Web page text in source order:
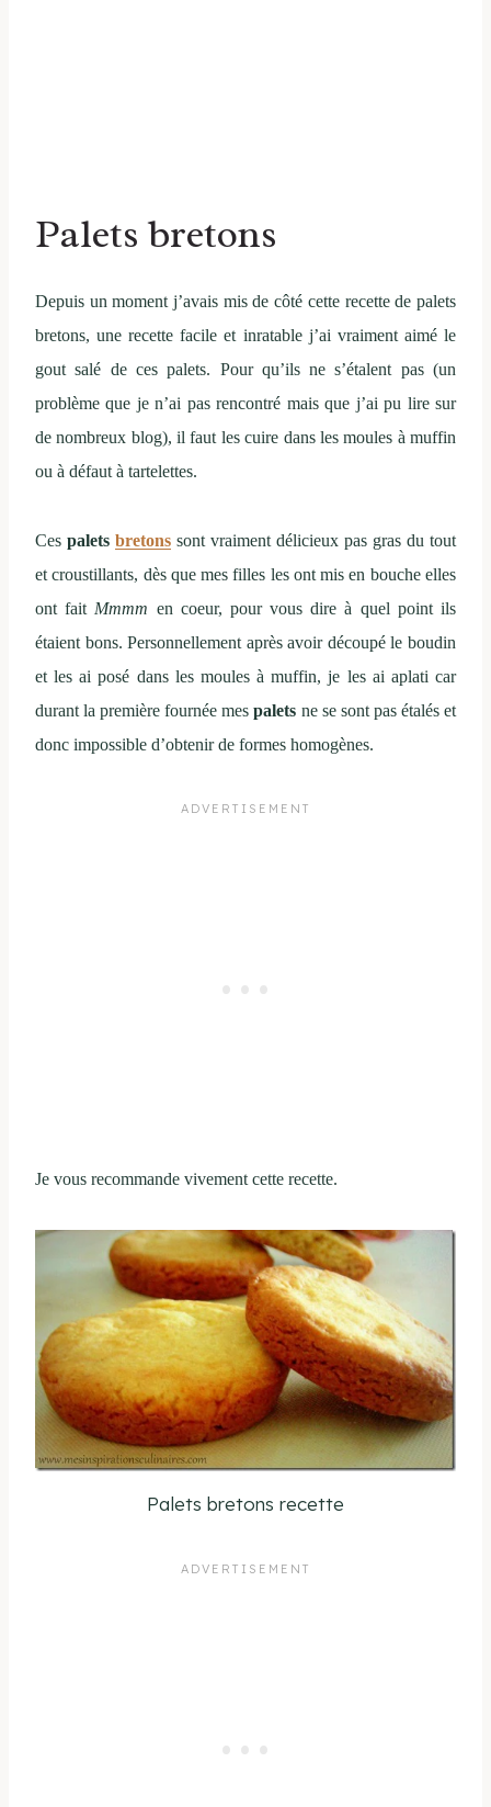
Palets bretons
Depuis un moment j’avais mis de côté cette recette de palets
bretons, une recette facile et inratable j’ai vraiment aimé le
gout salé de ces palets. Pour qu’ils ne s’étalent pas (un
problème que je n’ai pas rencontré mais que j’ai pu lire sur
de nombreux blog), il faut les cuire dans les moules à muffin
ou à défaut à tartelettes.
Ces palets bretons sont vraiment délicieux pas gras du tout
et croustillants, dès que mes filles les ont mis en bouche elles
ont fait Mmmm en coeur, pour vous dire à quel point ils
étaient bons. Personnellement après avoir découpé le boudin
et les ai posé dans les moules à muffin, je les ai aplati car
durant la première fournée mespalets ne se sont pas étalés et
donc impossible d’obtenir de formes homogènes.
Je vous recommande vivement cette recette.
Palets bretons recette